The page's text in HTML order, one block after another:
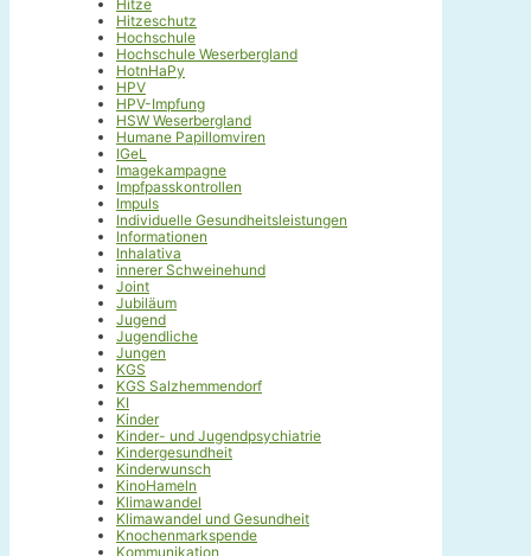
Hitze
Hitzeschutz
Hochschule
Hochschule Weserbergland
HotnHaPy
HPV
HPV-Impfung
HSW Weserbergland
Humane Papillomviren
IGeL
Imagekampagne
Impfpasskontrollen
Impuls
Individuelle Gesundheitsleistungen
Informationen
Inhalativa
innerer Schweinehund
Joint
Jubiläum
Jugend
Jugendliche
Jungen
KGS
KGS Salzhemmendorf
KI
Kinder
Kinder- und Jugendpsychiatrie
Kindergesundheit
Kinderwunsch
KinoHameln
Klimawandel
Klimawandel und Gesundheit
Knochenmarkspende
Kommunikation